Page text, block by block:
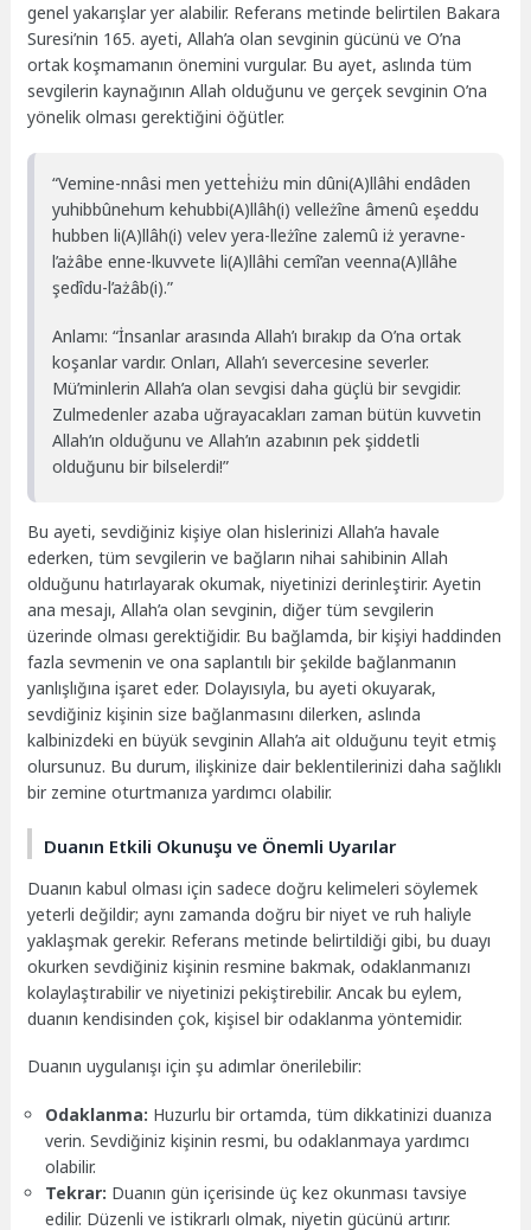
genel yakarışlar yer alabilir. Referans metinde belirtilen Bakara
Suresi’nin 165. ayeti, Allah’a olan sevginin gücünü ve O’na
ortak koşmamanın önemini vurgular. Bu ayet, aslında tüm
sevgilerin kaynağının Allah olduğunu ve gerçek sevginin O’na
yönelik olması gerektiğini öğütler.
“Vemine-nnâsi men yetteḣiżu min dûni(A)llâhi endâden
yuhibbûnehum kehubbi(A)llâh(i) velleżîne âmenû eşeddu
hubben li(A)llâh(i) velev yera-lleżîne zalemû iż yeravne-
l’ażâbe enne-lkuvvete li(A)llâhi cemî’an veenna(A)llâhe
şedîdu-l’ażâb(i).”
Anlamı: “İnsanlar arasında Allah’ı bırakıp da O’na ortak
koşanlar vardır. Onları, Allah’ı severcesine severler.
Mü’minlerin Allah’a olan sevgisi daha güçlü bir sevgidir.
Zulmedenler azaba uğrayacakları zaman bütün kuvvetin
Allah’ın olduğunu ve Allah’ın azabının pek şiddetli
olduğunu bir bilselerdi!”
Bu ayeti, sevdiğiniz kişiye olan hislerinizi Allah’a havale
ederken, tüm sevgilerin ve bağların nihai sahibinin Allah
olduğunu hatırlayarak okumak, niyetinizi derinleştirir. Ayetin
ana mesajı, Allah’a olan sevginin, diğer tüm sevgilerin
üzerinde olması gerektiğidir. Bu bağlamda, bir kişiyi haddinden
fazla sevmenin ve ona saplantılı bir şekilde bağlanmanın
yanlışlığına işaret eder. Dolayısıyla, bu ayeti okuyarak,
sevdiğiniz kişinin size bağlanmasını dilerken, aslında
kalbinizdeki en büyük sevginin Allah’a ait olduğunu teyit etmiş
olursunuz. Bu durum, ilişkinize dair beklentilerinizi daha sağlıklı
bir zemine oturtmanıza yardımcı olabilir.
Duanın Etkili Okunuşu ve Önemli Uyarılar
Duanın kabul olması için sadece doğru kelimeleri söylemek
yeterli değildir; aynı zamanda doğru bir niyet ve ruh haliyle
yaklaşmak gerekir. Referans metinde belirtildiği gibi, bu duayı
okurken sevdiğiniz kişinin resmine bakmak, odaklanmanızı
kolaylaştırabilir ve niyetinizi pekiştirebilir. Ancak bu eylem,
duanın kendisinden çok, kişisel bir odaklanma yöntemidir.
Duanın uygulanışı için şu adımlar önerilebilir:
Odaklanma: Huzurlu bir ortamda, tüm dikkatinizi duanıza
verin. Sevdiğiniz kişinin resmi, bu odaklanmaya yardımcı
olabilir.
Tekrar: Duanın gün içerisinde üç kez okunması tavsiye
edilir. Düzenli ve istikrarlı olmak, niyetin gücünü artırır.